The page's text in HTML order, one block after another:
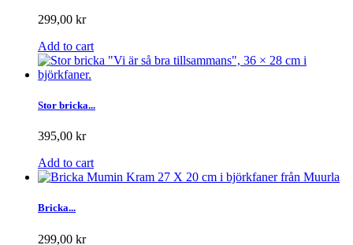
299,00 kr
Add to cart
Stor bricka...
395,00 kr
Add to cart
Bricka...
299,00 kr